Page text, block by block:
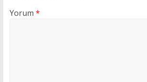
Yorum *